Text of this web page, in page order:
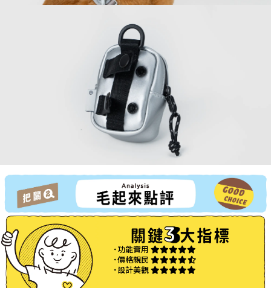
˙功能實用
˙價格親民
˙設計美觀